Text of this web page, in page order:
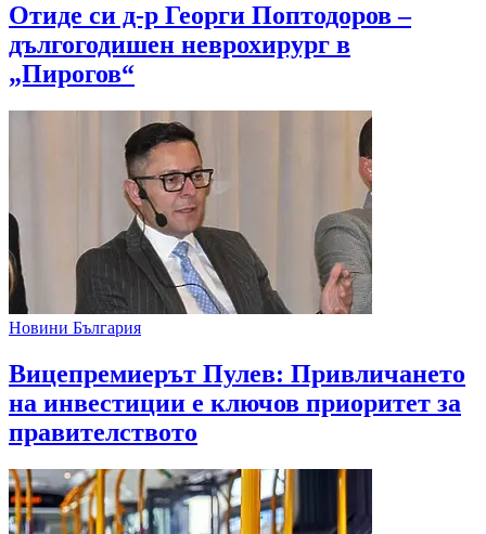
Отиде си д-р Георги Поптодоров –
дългогодишен неврохирург в
„Пирогов“
Новини България
Вицепремиерът Пулев: Привличането
на инвестиции е ключов приоритет за
правителството